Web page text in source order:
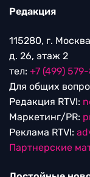
Редакция
115280, г.
д. 26, этаж 2
тел: +7 (499)
Для общих
Редакция RTVI:
Маркетинг/PR:
Реклама RTVI:
Партнерские